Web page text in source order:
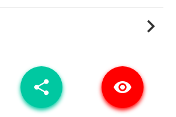
chevron_right
share visibility